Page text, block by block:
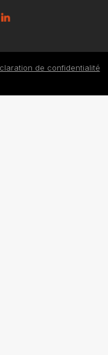
de confidentialité